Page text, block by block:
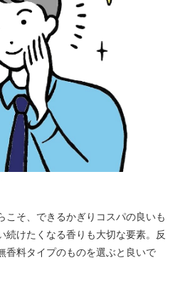
こそ、できるかぎりコスパの良いも
続けたくなる香りも大切な要素。反
香料タイプのものを選ぶと良いで